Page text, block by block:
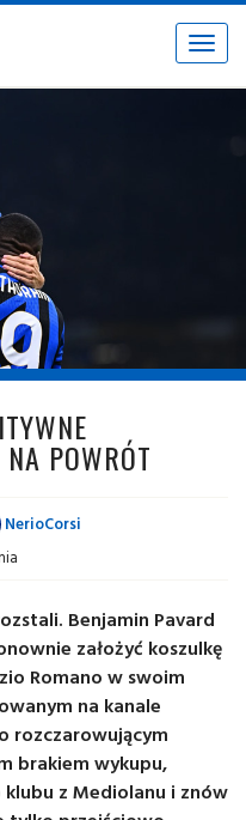
Toggle
POWRÓT
NerioCorsi
Benjamin Pavard
założyć koszulkę
Romano w swoim
na kanale
rozczarowującym
brakiem wykupu,
z Mediolanu i znów